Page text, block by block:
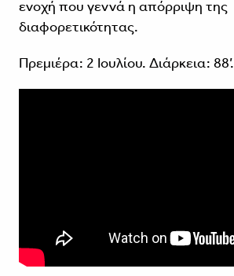
ενοχή που γεννά η απόρριψη της
διαφορετικότητας.
Πρεμιέρα: 2 Ιουλίου. Διάρκεια: 88’.